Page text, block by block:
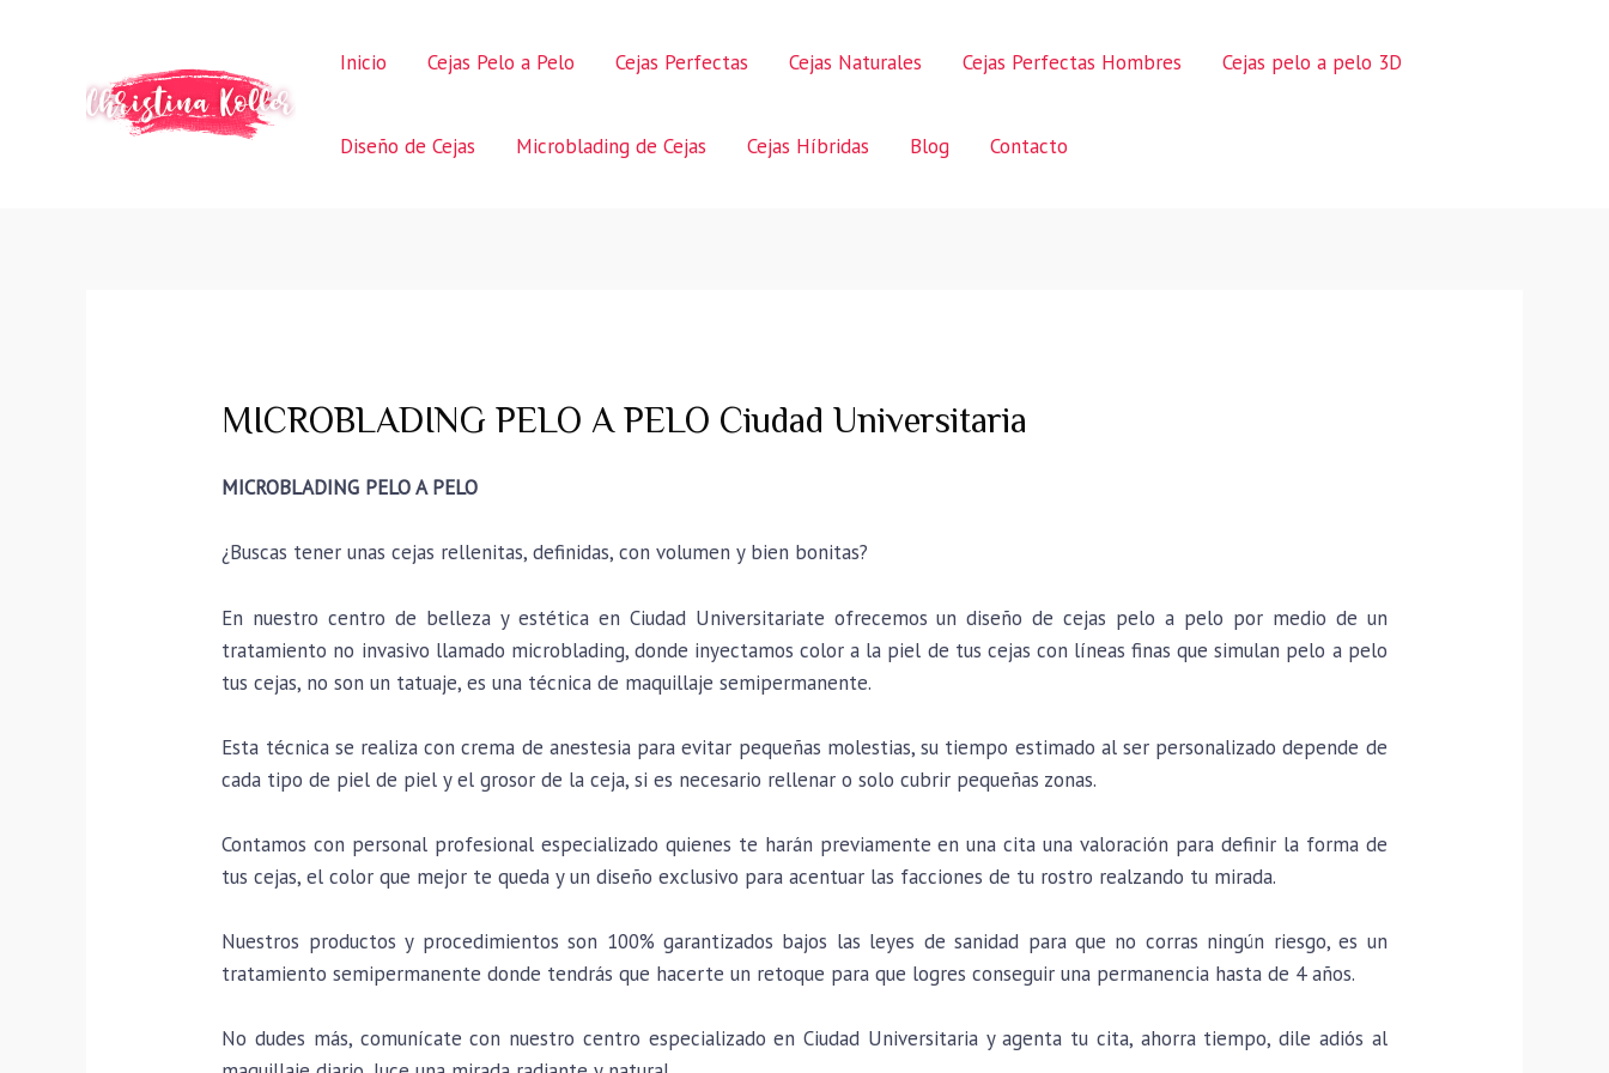
Inicio Cejas Pelo a Pelo Cejas Perfectas Cejas Naturales Cejas Perfectas Hombres Cejas pelo a pelo 3D
Diseño de Cejas Microblading de Cejas Cejas Híbridas Blog Contacto
MICROBLADING PELO A PELO Ciudad Universitaria
MICROBLADING PELO A PELO
¿Buscas tener unas cejas rellenitas, definidas, con volumen y bien bonitas?
En nuestro centro de belleza y estética en Ciudad Universitariate ofrecemos un diseño de cejas pelo a pelo por medio de un
tratamiento no invasivo llamado microblading, donde inyectamos color a la piel de tus cejas con líneas finas que simulan pelo a pelo
tus cejas, no son un tatuaje, es una técnica de maquillaje semipermanente.
Esta técnica se realiza con crema de anestesia para evitar pequeñas molestias, su tiempo estimado al ser personalizado depende de
cada tipo de piel de piel y el grosor de la ceja, si es necesario rellenar o solo cubrir pequeñas zonas.
Contamos con personal profesional especializado quienes te harán previamente en una cita una valoración para definir la forma de
tus cejas, el color que mejor te queda y un diseño exclusivo para acentuar las facciones de tu rostro realzando tu mirada.
Nuestros productos y procedimientos son 100% garantizados bajos las leyes de sanidad para que no corras ningún riesgo, es un
tratamiento semipermanente donde tendrás que hacerte un retoque para que logres conseguir una permanencia hasta de 4 años.
No dudes más, comunícate con nuestro centro especializado en Ciudad Universitaria y agenta tu cita, ahorra tiempo, dile adiós al